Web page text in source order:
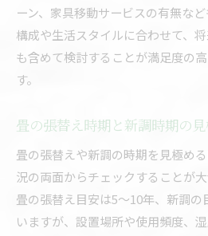
ーン、家具移動サービスの有無な
構成や生活スタイルに合わせて、
も含めて検討することが満足度の
す。
畳の張替え時期と新調時期の
畳の張替えや新調の時期を見極め
況の両面からチェックすることが
畳の張替え目安は5〜10年、新調の
いますが、設置場所や使用頻度、